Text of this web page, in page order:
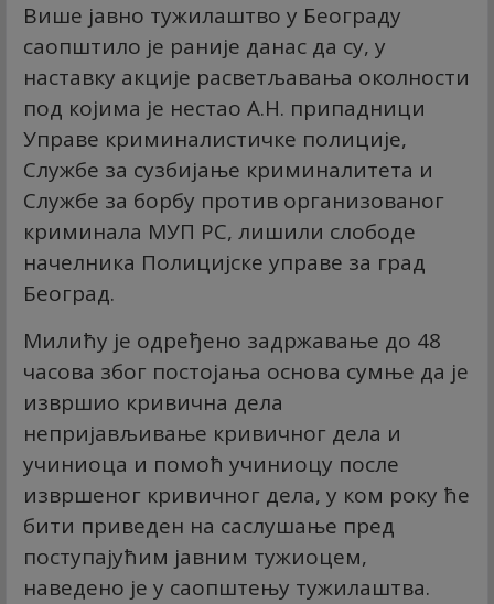
Више јавно тужилаштво у Београду
саопштило је раније данас да су, у
наставку акције расветљавања околности
под којима је нестао А.Н. припадници
Управе криминалистичке полиције,
Службе за сузбијање криминалитета и
Службе за борбу против организованог
криминала МУП РС, лишили слободе
начелника Полицијске управе за град
Београд.
Милићу је одређено задржавање до 48
часова због постојања основа сумње да је
извршио кривична дела
непријављивање кривичног дела и
учиниоца и помоћ учиниоцу после
извршеног кривичног дела, у ком року ће
бити приведен на саслушање пред
поступајућим јавним тужиоцем,
наведено је у саопштењу тужилаштва.